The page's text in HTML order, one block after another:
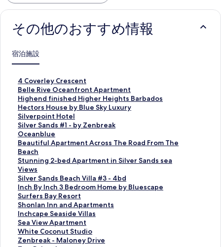
その他のおすすめ情報
宿泊施設
4 Coverley Crescent
4
C
o
v
e
r
l
e
y
C
r
e
s
c
e
n
t
の
ペ
Belle Rive Oceanfront Apartment
B
e
l
l
e
R
i
v
e
O
c
e
a
n
f
r
o
n
Highend finished Higher Heights Barbados
H
i
g
h
e
n
d
f
i
n
i
s
h
e
d
H
i
Hectors House by Blue Sky Luxury
H
e
c
t
o
r
s
H
o
u
s
e
b
y
B
l
Silverpoint Hotel
S
i
l
v
e
r
p
o
i
n
t
H
o
t
e
Silver Sands #1 - by Zenbreak
S
i
l
v
e
r
S
a
n
d
s
#
1
-
Oceanblue
O
c
e
a
n
b
l
u
e
の
ペ
ー
ジ
Beautiful Apartment Across The Road From The
Beach
B
e
a
u
t
i
f
u
l
A
p
a
Stunning 2-bed Apartment in Silver Sands sea
Views
S
t
u
n
n
i
n
g
2
-
Silver Sands Beach Villa #3 - 4bd
S
i
l
v
e
r
S
a
Inch By Inch 3 Bedroom Home by Bluescape
I
n
c
h
B
y
I
Surfers Bay Resort
S
u
r
f
e
r
Shonlan Inn and Apartments
S
h
o
n
l
Inchcape Seaside Villas
I
n
c
h
Sea View Apartment
S
e
a
White Coconut Studio
W
h
Zenbreak - Maloney Drive
Z